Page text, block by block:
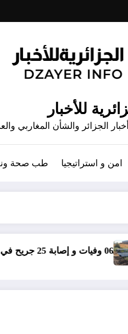
للأخبار
الجزائر والشأن المغاربي
امن و استراتيجيا طب صحة